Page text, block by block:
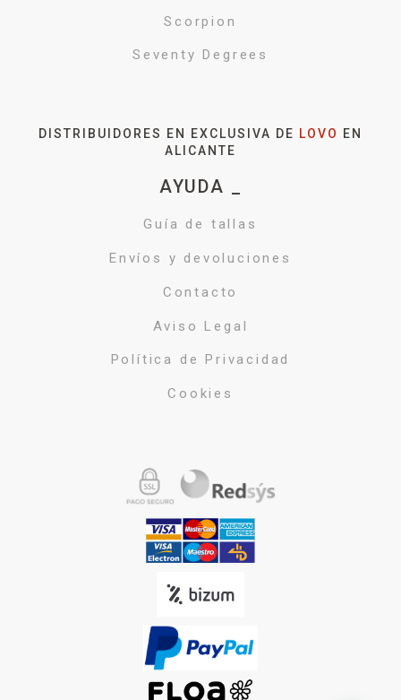
Scorpion
Seventy Degrees
DISTRIBUIDORES EN EXCLUSIVA DE LOVO
EN
ALICANTE
AYUDA _
Guía de tallas
Envíos y devoluciones
Contacto
Aviso Legal
Política de Privacidad
Cookies